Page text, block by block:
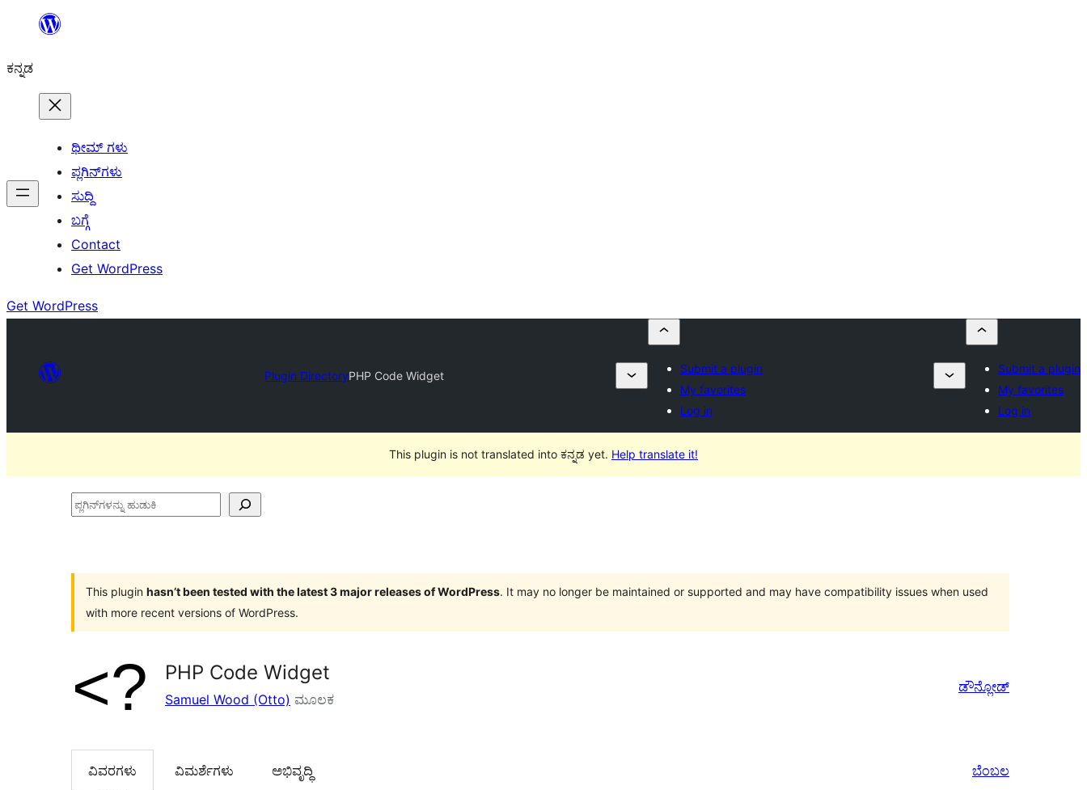
ವಿಷಯಕ್ಕೆ
ಕನ್ನಡ
ಥೀಮ್ ಗಳು
ಪ್ಲಗಿನ್‌ಗಳು
ಸುದ್ದಿ
ಬಗ್ಗೆ
Contact
Get WordPress
Get WordPress
Plugin DirectoryPHP Code Widget
Submit a plugin
My favorites
Log in
Submit a plugin
My favorites
Log in
This plugin is not translated into ಕನ್ನಡ yet. Help translate it!
ಪ್ಲಗಿನ್‌ಗಳನ್ನು
This plugin hasn’t been tested with the latest 3 major releases of WordPress. It may no longer be maintained or supported and may have compatibility issues when used
with more recent versions of WordPress.
PHP Code Widget
Samuel Wood (Otto) ಮೂಲಕ
ಡೌನ್ಲೋಡ್
ವಿವರಗಳು ‍ವಿಮರ್ಶೆಗಳು‍ ಅಭಿವೃದ್ಧಿ ಬೆಂಬಲ